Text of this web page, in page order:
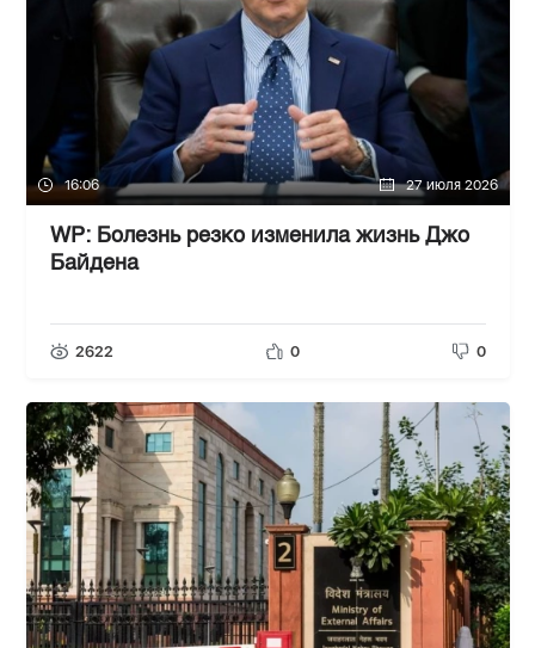
16:06 27 июля 2026
WP: Болезнь резко изменила жизнь Джо
Байдена
2622 0 0